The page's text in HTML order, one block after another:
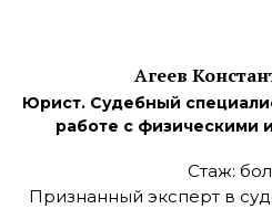
Агеев
Юрист. Судебный
работе с физическими
Стаж:
Признанный эксперт в